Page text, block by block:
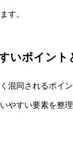
す。
いポイント
混同されるポイ
やすい要素を整